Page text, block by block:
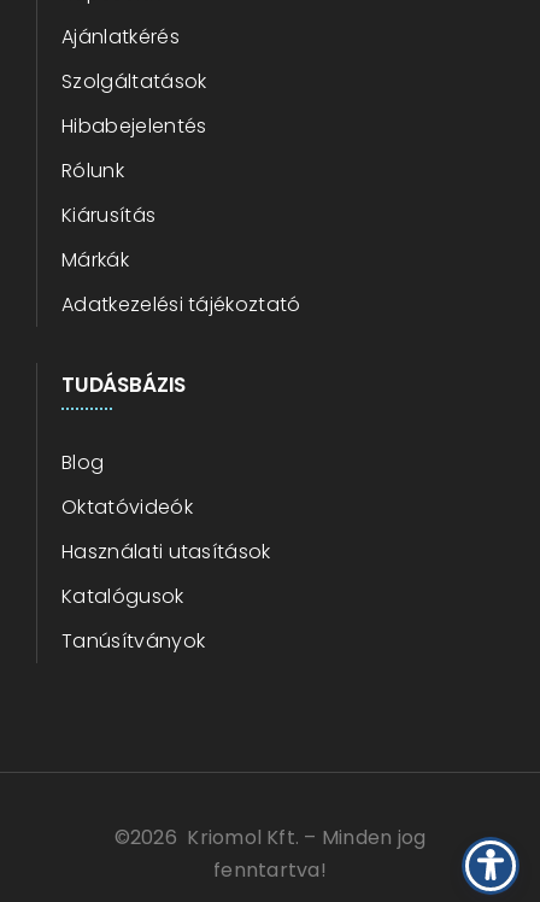
Ajánlatkérés
Szolgáltatások
Hibabejelentés
Rólunk
Kiárusítás
Márkák
Adatkezelési tájékoztató
TUDÁSBÁZIS
Blog
Oktatóvideók
Használati utasítások
Katalógusok
Tanúsítványok
©2026 Kriomol Kft. – Minden jog
fenntartva!